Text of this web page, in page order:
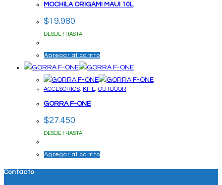
MOCHILA ORIGAMI MAUI 10L
$19.980
DESDE / HASTA
Agregar al carrito
ACCESORIOS, KITE, OUTDOOR
GORRA F-ONE
$27.450
DESDE / HASTA
Agregar al carrito
Contacto